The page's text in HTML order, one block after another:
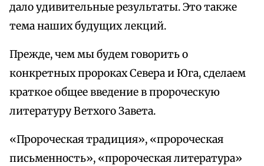
дало удивительные результаты. Это также
тема наших будущих лекций.
Прежде, чем мы будем говорить о
конкретных пророках Севера и Юга, сделаем
краткое общее введение в пророческую
литературу Ветхого Завета.
«Пророческая традиция», «пророческая
письменность», «пророческая литература»